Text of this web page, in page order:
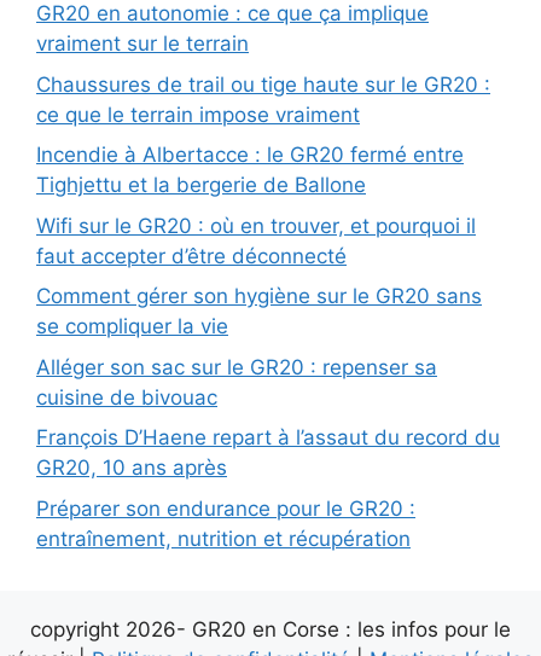
GR20 en autonomie : ce que ça implique
vraiment sur le terrain
Chaussures de trail ou tige haute sur le GR20 :
ce que le terrain impose vraiment
Incendie à Albertacce : le GR20 fermé entre
Tighjettu et la bergerie de Ballone
Wifi sur le GR20 : où en trouver, et pourquoi il
faut accepter d’être déconnecté
Comment gérer son hygiène sur le GR20 sans
se compliquer la vie
Alléger son sac sur le GR20 : repenser sa
cuisine de bivouac
François D’Haene repart à l’assaut du record du
GR20, 10 ans après
Préparer son endurance pour le GR20 :
entraînement, nutrition et récupération
copyright 2026- GR20 en Corse : les infos pour le